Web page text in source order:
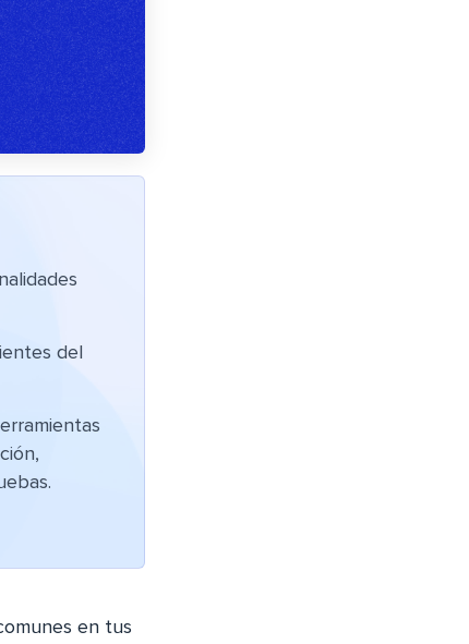
del
en tus